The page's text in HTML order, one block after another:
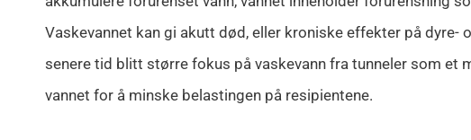
Vaskevannet kan gi akutt død, eller kroniske effekter på dyre-
senere tid blitt større fokus på vaskevann fra tunneler som et
vannet for å minske belastingen på resipientene.